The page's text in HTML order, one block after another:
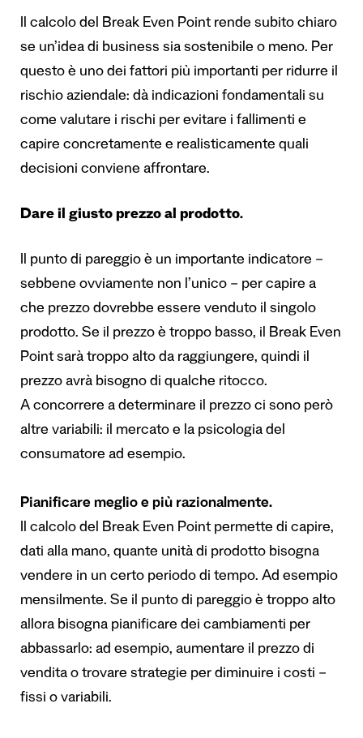
Il calcolo del Break Even Point rende subito chiaro
se un’idea di business sia sostenibile o meno. Per
questo è uno dei fattori più importanti per ridurre il
rischio aziendale: dà indicazioni fondamentali su
come valutare i rischi per evitare i fallimenti e
capire concretamente e realisticamente quali
decisioni conviene affrontare.
Dare il giusto prezzo al prodotto.
Il punto di pareggio è un importante indicatore –
sebbene ovviamente non l’unico – per capire a
che prezzo dovrebbe essere venduto il singolo
prodotto. Se il prezzo è troppo basso, il Break Even
Point sarà troppo alto da raggiungere, quindi il
prezzo avrà bisogno di qualche ritocco.
A concorrere a determinare il prezzo ci sono però
altre variabili: il mercato e la psicologia del
consumatore ad esempio.
Pianificare meglio e più razionalmente.
Il calcolo del Break Even Point permette di capire,
dati alla mano, quante unità di prodotto bisogna
vendere in un certo periodo di tempo. Ad esempio
mensilmente. Se il punto di pareggio è troppo alto
allora bisogna pianificare dei cambiamenti per
abbassarlo: ad esempio, aumentare il prezzo di
vendita o trovare strategie per diminuire i costi –
fissi o variabili.